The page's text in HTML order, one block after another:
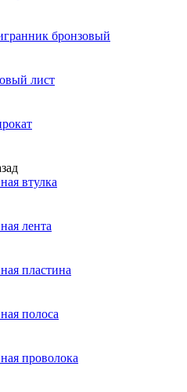
бронзовый
лист
втулка
лента
пластина
полоса
проволока